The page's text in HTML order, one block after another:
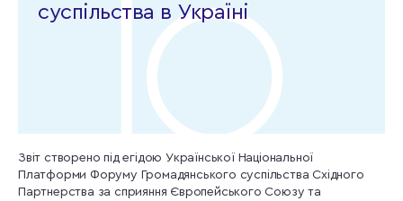
суспільства в Україні
Звіт створено під егідою Української Національної
Платформи Форуму Громадянського суспільства Східного
Партнерства за сприяння Європейського Союзу та